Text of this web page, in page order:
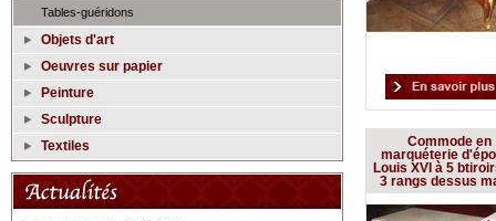
Tables-guéridons
Objets d'art
Oeuvres sur papier
Peinture
Sculpture
Textiles
Commode en
marquéterie
Louis XVI à 5
3 rangs dessus